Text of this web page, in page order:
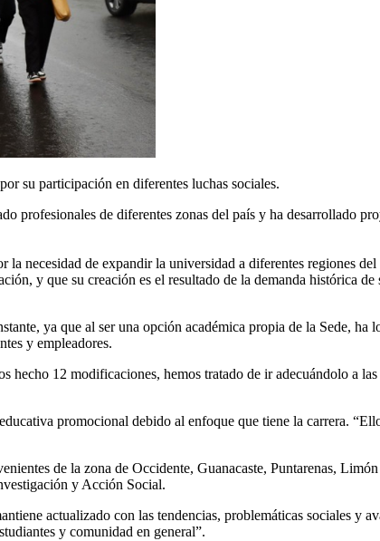
su participación en diferentes luchas sociales.
profesionales de diferentes zonas del país y ha desarrollado
necesidad de expandir la universidad a diferentes regiones
y que su creación es el resultado de la demanda histórica
ya que al ser una opción académica propia de la Sede, ha
y empleadores.
hecho 12 modificaciones, hemos tratado de ir adecuándolo a
promocional debido al enfoque que tiene la carrera.
de la zona de Occidente, Guanacaste, Puntarenas,
y Acción Social.
actualizado con las tendencias, problemáticas sociales y
y comunidad en general”.